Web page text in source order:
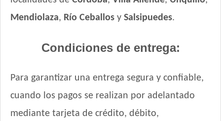
Mendiolaza, Río Ceballos y Salsipuedes.
Condiciones de entrega:
Para garantizar una entrega segura y confiable,
cuando los pagos se realizan por adelantado
mediante tarjeta de crédito, débito,